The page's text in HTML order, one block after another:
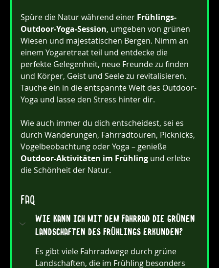
Spüre die Natur während einer Frühlings-
Outdoor-Yoga-Session, umgeben von grünen
Wiesen und majestätischen Bergen. Nimm an
einem Yogaretreat teil und entdecke die
perfekte Gelegenheit, neue Freunde zu finden
und Körper, Geist und Seele zu revitalisieren.
Tauche ein in die entspannte Welt des Outdoor-
Yoga und lasse den Stress hinter dir.
Wie auch immer du dich entscheidest, sei es
durch Wanderungen, Fahrradtouren, Picknicks,
Vogelbeobachtung oder Yoga – genieße
Outdoor-Aktivitäten im Frühling und erlebe
die Schönheit der Natur.
FAQ
Wie kann ich mit dem Fahrrad die grünen
Landschaften des Frühlings erkunden?
Es gibt viele Fahrradwege durch grüne
Landschaften, die im Frühling besonders